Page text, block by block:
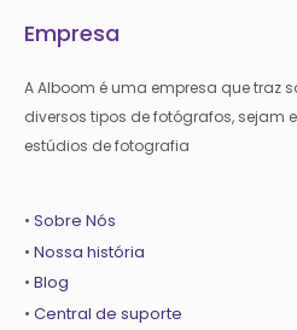
Empresa
A Alboom é uma empresa que traz
diversos tipos de fotógrafos, sejam
estúdios de fotografia
• Sobre Nós
• Nossa história
• Blog
• Central de suporte